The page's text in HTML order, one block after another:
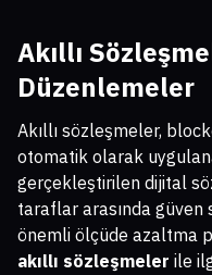
Akıllı
Düzenlemeler
Akıllı sözleşmeler,
otomatik olarak
gerçekleştirilen dijital
taraflar arasında
önemli ölçüde azaltma
akıllı sözleşmeler ile